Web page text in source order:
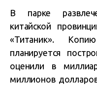
В парке
китайской
«Титаник».
планируется
оценили в
миллионов